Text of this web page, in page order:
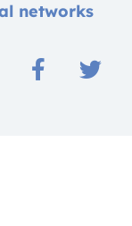
networks